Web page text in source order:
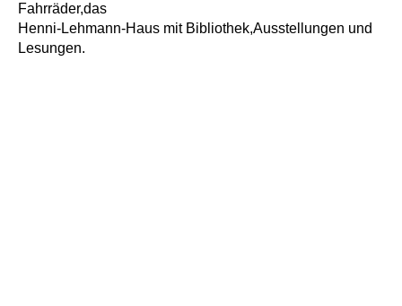
Fahrräder,das
Henni-Lehmann-Haus mit Bibliothek,Ausstellungen und
Lesungen.